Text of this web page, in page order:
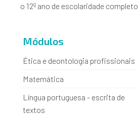
o 12º ano de escolaridade completo.
Módulos
Ética e deontologia profissionais
Matemática
Língua portuguesa - escrita de
textos